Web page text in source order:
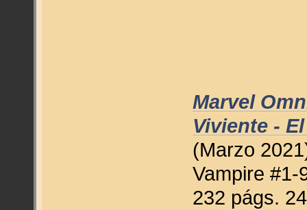
Marvel
Viviente -
(Marzo
Vampire #1-
232 págs.